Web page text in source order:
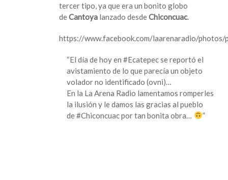
tercer tipo, ya que era un bonito globo
deCantoya lanzado desdeChiconcuac.
https://www.facebook.com/laarenaradio/
“El día de hoy en #Ecatepec se reportó el
avistamiento de lo que parecía un objeto
volador no identificado (ovni)…
En la La Arena Radio lamentamos romperles
la ilusión y le damos las gracias al pueblo
de #Chiconcuac por tan bonita obra…
”